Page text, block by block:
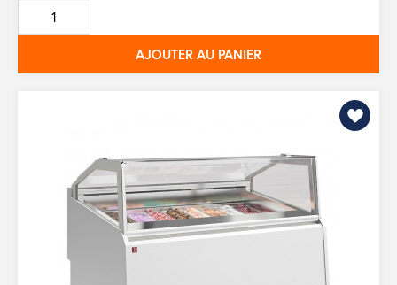
base
AJOUTER AU PANIER